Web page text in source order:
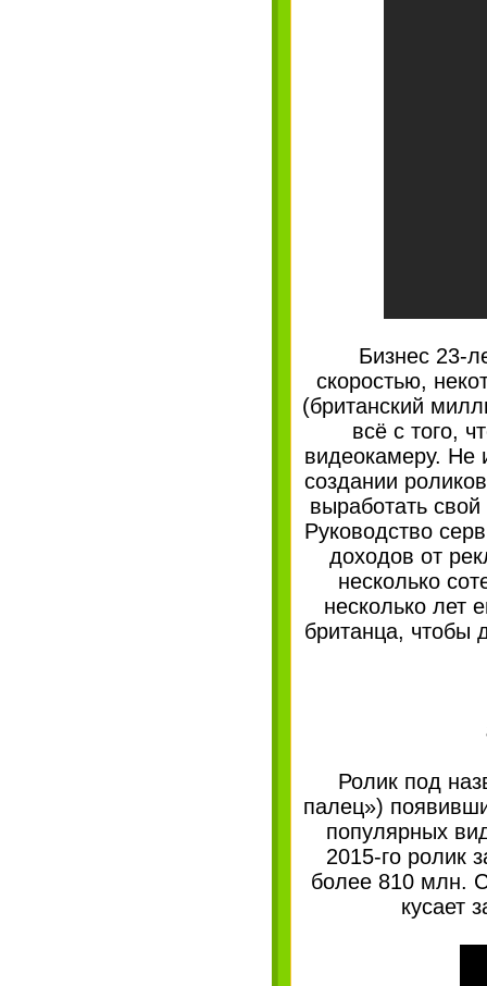
Бизнес 23-
скоростью,
(британский
всё с того,
видеокамеру. Не
создании
выработать
Руководство
доходов от
несколько
несколько лет
британца, чтобы
Ролик под
палец»)
популярных
2015-го ролик
более 810 млн.
кусает